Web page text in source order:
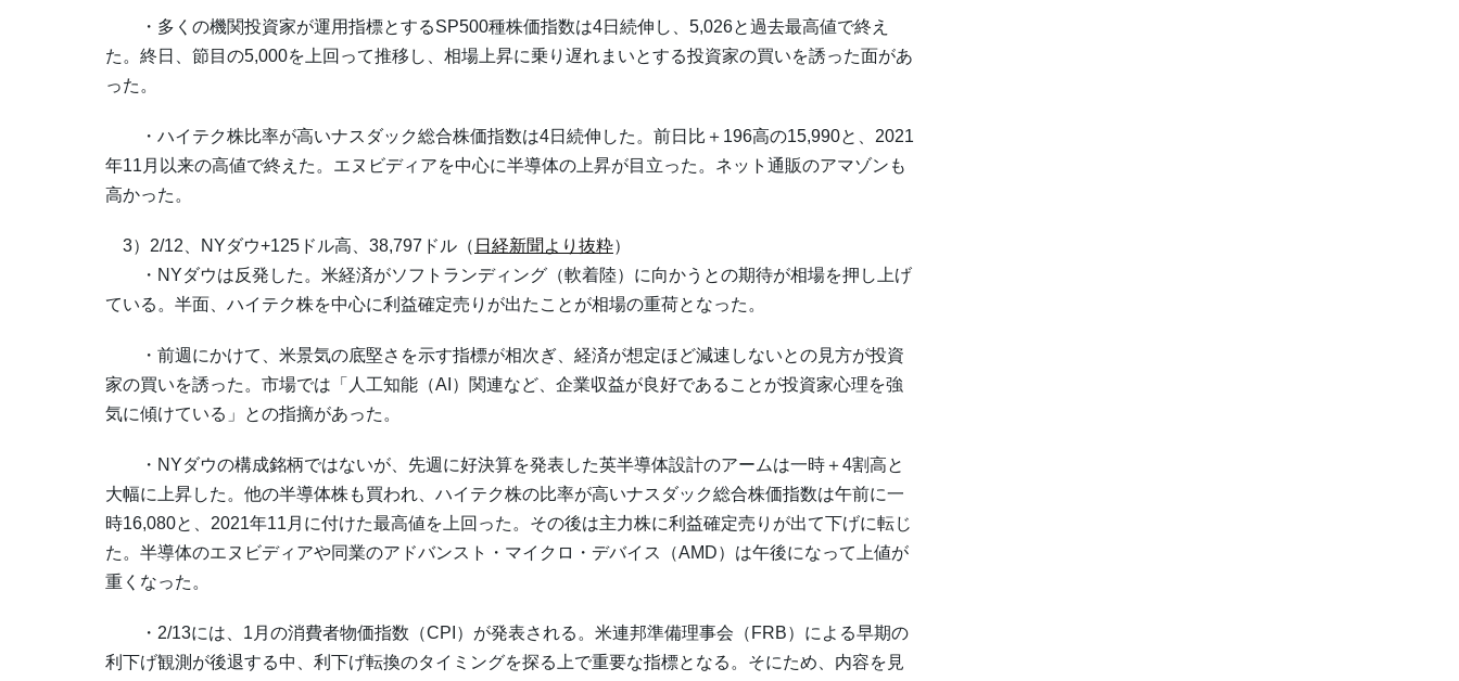
・多くの機関投資家が運用指標とするSP500種株価指数は4日続伸し、5,026と過去最高値で終え
た。終日、節目の5,000を上回って推移し、相場上昇に乗り遅れまいとする投資家の買いを誘った面があ
った。
・ハイテク株比率が高いナスダック総合株価指数は4日続伸した。前日比＋196高の15,990と、2021
年11月以来の高値で終えた。エヌビディアを中心に半導体の上昇が目立った。ネット通販のアマゾンも
高かった。
3）2/12、NYダウ+125ドル高、38,797ドル（ 日経新聞より抜粋）
・NYダウは反発した。米経済がソフトランディング（軟着陸）に向かうとの期待が相場を押し上げ
ている。半面、ハイテク株を中心に利益確定売りが出たことが相場の重荷となった。
・前週にかけて、米景気の底堅さを示す指標が相次ぎ、経済が想定ほど減速しないとの見方が投資
家の買いを誘った。市場では「人工知能（AI）関連など、企業収益が良好であることが投資家心理を強
気に傾けている」との指摘があった。
・NYダウの構成銘柄ではないが、先週に好決算を発表した英半導体設計のアームは一時＋4割高と
大幅に上昇した。他の半導体株も買われ、ハイテク株の比率が高いナスダック総合株価指数は午前に一
時16,080と、2021年11月に付けた最高値を上回った。その後は主力株に利益確定売りが出て下げに転じ
た。半導体のエヌビディアや同業のアドバンスト・マイクロ・デバイス（AMD）は午後になって上値が
重くなった。
・2/13には、1月の消費者物価指数（CPI）が発表される。米連邦準備理事会（FRB）による早期の
利下げ観測が後退する中、利下げ転換のタイミングを探る上で重要な指標となる。そにため、内容を見